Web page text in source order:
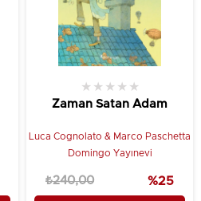
Zaman Satan Adam
★ ★ ★ ★ ★
Luca Cognolato & Marco Paschetta
Domingo Yayınevi
₺240,00 %25